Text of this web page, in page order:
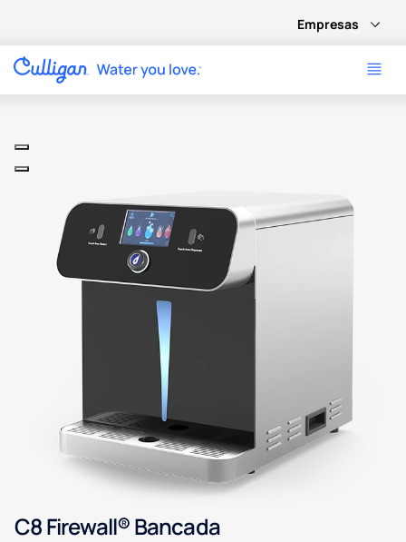
Empresas
Use arrow keys to navigate between product images, or
C8 Firewall® Bancada